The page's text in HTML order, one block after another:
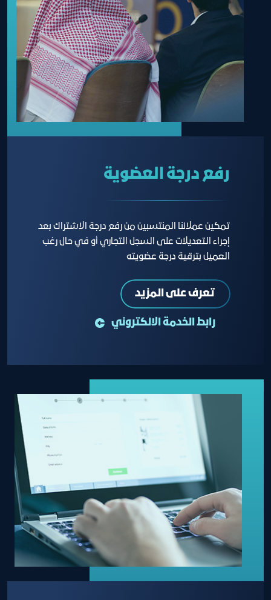
رفع درجة العضوية
تمكين عملائنا المنتسبين من رفع درجة الاشتراك بعد
إجراء التعديلات على السجل التجاري أو في حال رغب
العميل بترقية درجة عضويته
تعرف على المزيد
رابط الخدمة الالكتروني